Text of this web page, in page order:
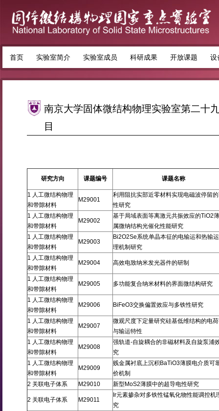
首页 实验室简介 实验室成员 科研成果 开放课题 设
南京大学固体微结构物理实验室第二十
目
研究方向 课题编号 课题名称
1 人工微结构物理
和带隙材料
M29001
利用阻抗实部近零材料实现电磁波停留
性研究
1 人工微结构物理
和带隙材料
M29002
基于局域表面等离激元共振效应的TiO2
属微纳结构光催化性能研究
1 人工微结构物理
和带隙材料
M29003
Bi2O2Se系统单晶本征的电输运和热输
理机制研究
1 人工微结构物理
和带隙材料
M29004 高效电致纳米发光器件的研制
1 人工微结构物理
和带隙材料
M29005 多功能复合纳米材料的界面微结构研究
1 人工微结构物理
和带隙材料
M29006 BiFeO3交换偏置效应与多铁性研究
1 人工微结构物理
和带隙材料
M29007
微观尺度下定量研究硅基低维结构的电
与输运特性
1 人工微结构物理
和带隙材料
M29008
强轨道-自旋耦合的非磁材料及自旋泵浦
究
1 人工微结构物理
和带隙材料
M29009
贱金属衬底上沉积BaTiO3薄膜电介质可
价机制
2 关联电子体系
M29010 新型MoS2薄膜中的超导电性研究
2 关联电子体系 M29011
Ir元素掺杂对多铁性锰氧化物性能调控机
究